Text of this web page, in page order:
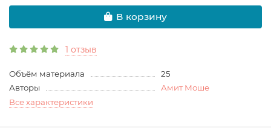
В корзину
1 отзыв
Объём материала
25
Авторы
Амит Моше
Все характеристики